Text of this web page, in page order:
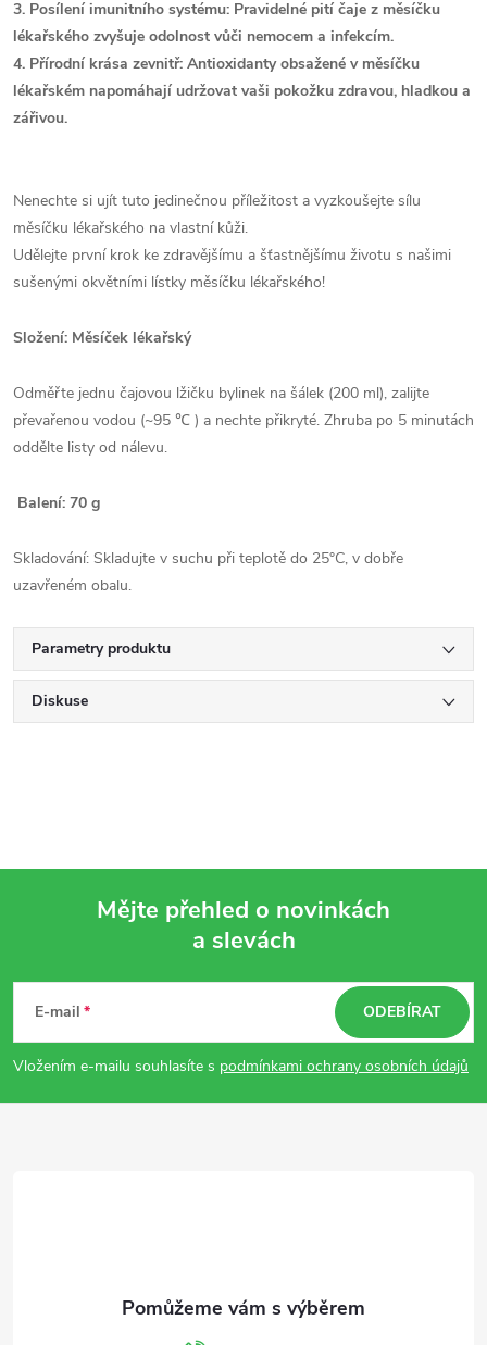
3. Posílení imunitního systému: Pravidelné pití čaje z měsíčku
lékařského zvyšuje odolnost vůči nemocem a infekcím.
4. Přírodní krása zevnitř: Antioxidanty obsažené v měsíčku
lékařském napomáhají udržovat vaši pokožku zdravou, hladkou a
zářivou.
Nenechte si ujít tuto jedinečnou příležitost a vyzkoušejte sílu
měsíčku lékařského na vlastní kůži.
Udělejte první krok ke zdravějšímu a šťastnějšímu životu s našimi
sušenými okvětními lístky měsíčku lékařského!
Složení: Měsíček lékařský
Odměřte jednu čajovou lžičku bylinek na šálek (200 ml), zalijte
převařenou vodou (~95 ℃ ) a nechte přikryté. Zhruba po 5 minutách
oddělte listy od nálevu.
Balení: 70 g
Skladování: Skladujte v suchu při teplotě do 25°C, v dobře
uzavřeném obalu.
Parametry produktu
Diskuse
p
a
Mějte přehled o novinkách
a slevách
E-mail
Vložením e-mailu souhlasíte s podmínkami ochrany osobních údajů
ODEBÍRAT